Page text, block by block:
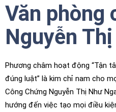
Văn phòng
Nguyễn
Phương châm hoạt động “Tận
đúng luật” là kim chỉ nam cho
Công Chứng Nguyễn Thị Như
hướng đến việc tạo mọi điều